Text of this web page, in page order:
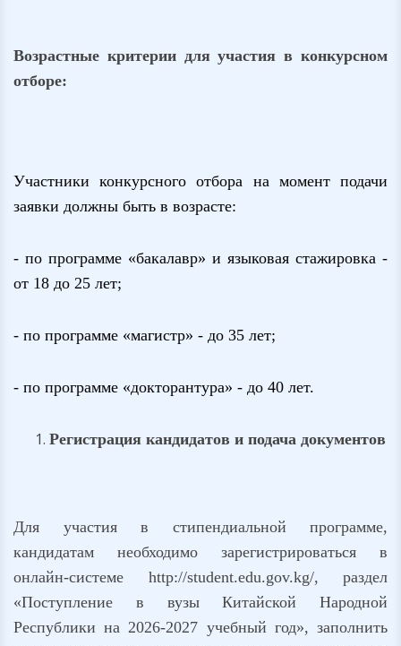
Возрастные критерии для участия в конкурсном
отборе:
Участники конкурсного отбора на момент подачи
заявки должны быть в возрасте:
- по программе «бакалавр» и языковая стажировка -
от 18 до 25 лет;
- по программе «магистр» - до 35 лет;
- по программе «докторантура» - до 40 лет.
Регистрация кандидатов и подача документов
Для участия в стипендиальной программе,
кандидатам необходимо зарегистрироваться в
онлайн-системе http://student.edu.gov.kg/, раздел
«Поступление в вузы Китайской Народной
Республики на 2026-2027 учебный год», заполнить